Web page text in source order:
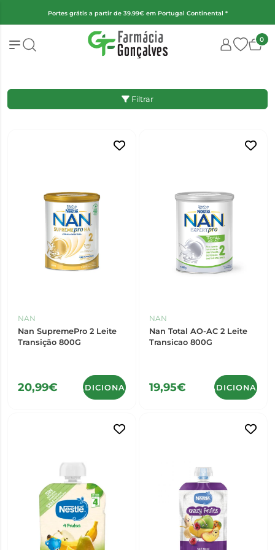
(Exceto fraldas, alimentação infantil e encomendas superiores a 2kg)
0
Filtrar
NAN
Nan SupremePro 2 Leite
Transição 800G
20,99€ ADICIONAR
NAN
Nan Total AO-AC 2 Leite
Transicao 800G
19,95€ ADICIONAR